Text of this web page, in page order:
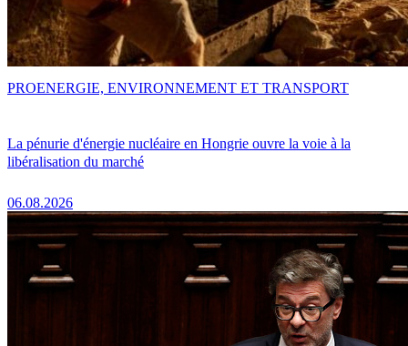
La pénurie d'énergie nucléaire en Hongrie ouvre la voie à la
libéralisation du marché
06.08.2026
PROENERGIE, ENVIRONNEMENT ET TRANSPORT